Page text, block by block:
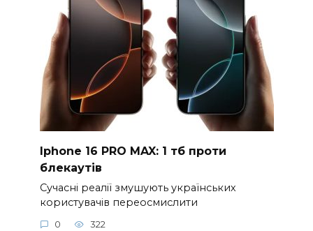
Iphone 16 PRO MAX: 1 тб проти
блекаутів
Сучасні реалії змушують українських
користувачів переосмислити
0 322